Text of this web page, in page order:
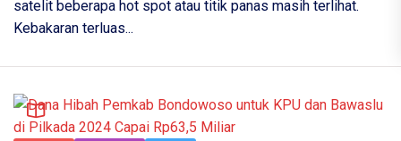
satelit beberapa hot spot atau titik panas masih terlihat.
Kebakaran terluas...